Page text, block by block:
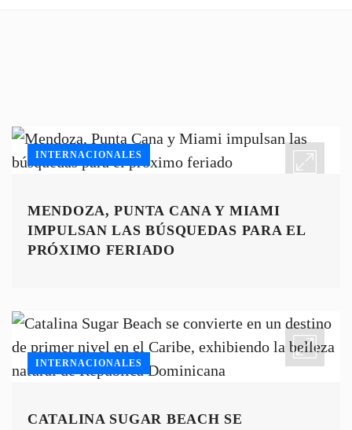
INTERNACIONALES
MENDOZA, PUNTA CANA Y MIAMI
IMPULSAN LAS BÚSQUEDAS PARA EL
PRÓXIMO FERIADO
INTERNACIONALES
CATALINA SUGAR BEACH SE